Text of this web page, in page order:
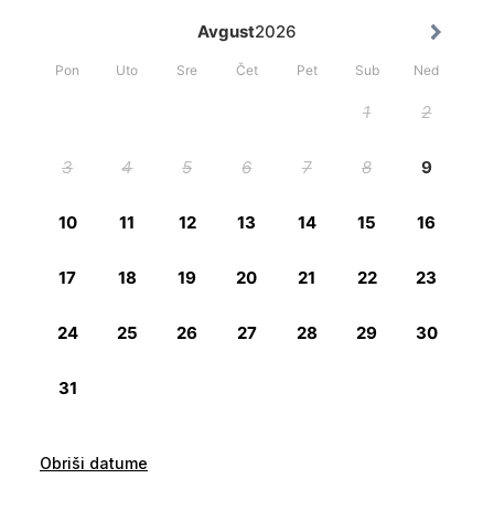
Obriši datume